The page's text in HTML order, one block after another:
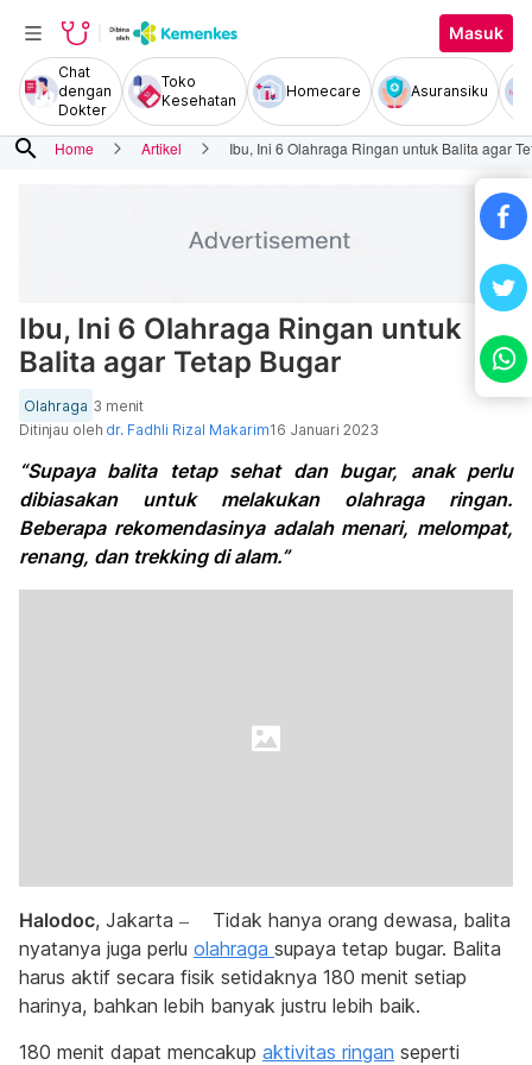
Masuk
Chat
dengan
Dokter
Toko
Kesehatan
Homecare Asuransiku
search Home Artikel Ibu, Ini 6 Olahraga Ringan untuk Balita agar
Ibu, Ini 6 Olahraga Ringan untuk
Balita agar Tetap Bugar
Olahraga 3 menit
Ditinjau oleh dr. Fadhli Rizal Makarim16 Januari 2023
“Supaya balita tetap sehat dan bugar, anak perlu
dibiasakan untuk melakukan olahraga ringan.
Beberapa rekomendasinya adalah menari, melompat,
renang, dan trekking di alam.”
Halodoc, Jakarta – Tidak hanya orang dewasa, balita
nyatanya juga perlu olahraga supaya tetap bugar. Balita
harus aktif secara fisik setidaknya 180 menit setiap
harinya, bahkan lebih banyak justru lebih baik.
180 menit dapat mencakup aktivitas ringan seperti